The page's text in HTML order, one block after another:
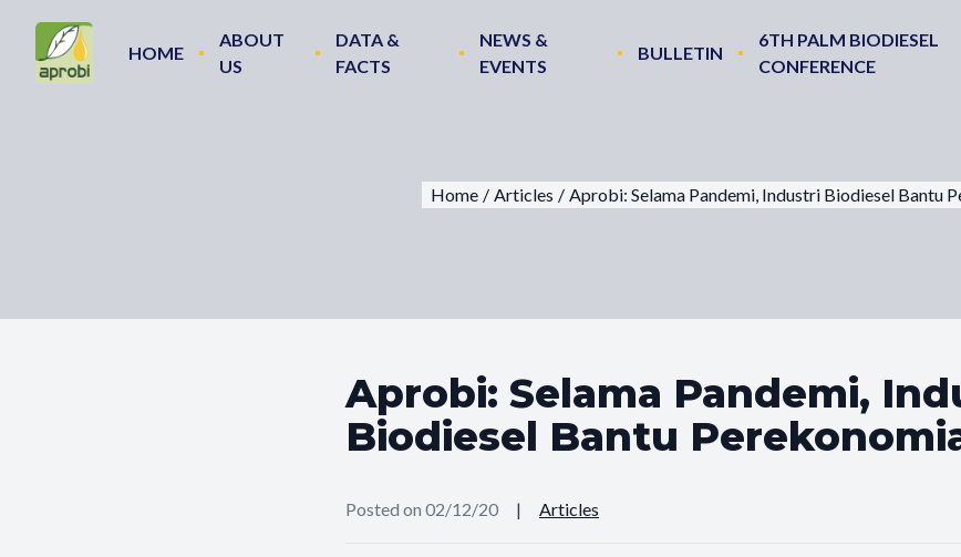
HOME
ABOUT
US
DATA &
FACTS
NEWS &
EVENTS
BULLETIN
6TH PALM BIODIESEL
CONFERENCE
Home / Articles / Aprobi: Selama Pandemi, Industri Biodiesel Bantu
Aprobi: Selama Pandemi,
Biodiesel Bantu
Posted on 02/12/20 | Articles